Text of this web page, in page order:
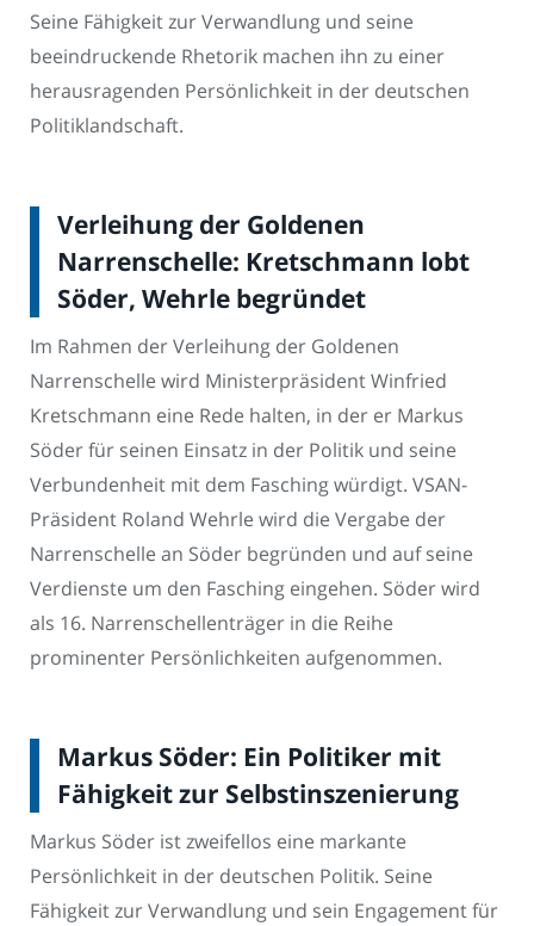
Seine Fähigkeit zur Verwandlung und seine
beeindruckende Rhetorik machen ihn zu einer
herausragenden Persönlichkeit in der deutschen
Politiklandschaft.
Verleihung der Goldenen
Narrenschelle: Kretschmann lobt
Söder, Wehrle begründet
Im Rahmen der Verleihung der Goldenen
Narrenschelle wird Ministerpräsident Winfried
Kretschmann eine Rede halten, in der er Markus
Söder für seinen Einsatz in der Politik und seine
Verbundenheit mit dem Fasching würdigt. VSAN-
Präsident Roland Wehrle wird die Vergabe der
Narrenschelle an Söder begründen und auf seine
Verdienste um den Fasching eingehen. Söder wird
als 16. Narrenschellenträger in die Reihe
prominenter Persönlichkeiten aufgenommen.
Markus Söder: Ein Politiker mit
Fähigkeit zur Selbstinszenierung
Markus Söder ist zweifellos eine markante
Persönlichkeit in der deutschen Politik. Seine
Fähigkeit zur Verwandlung und sein Engagement für